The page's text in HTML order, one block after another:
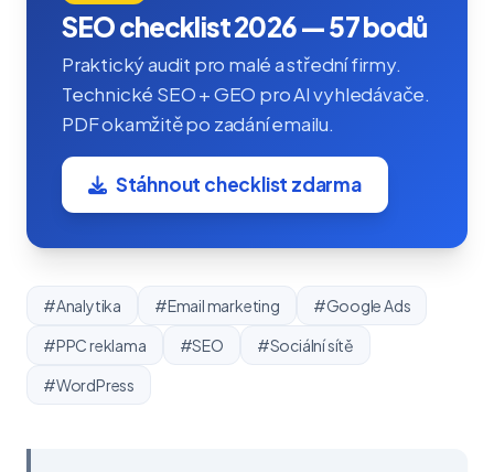
SEO checklist 2026 — 57 bodů
Praktický audit pro malé a střední firmy.
Technické SEO + GEO pro AI vyhledávače.
PDF okamžitě po zadání emailu.
Stáhnout checklist zdarma
#Analytika #Email marketing
#Google Ads
#PPC reklama
#SEO
#Sociální sítě
#WordPress